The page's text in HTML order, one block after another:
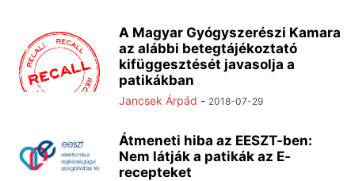
A Magyar Gyógyszerészi Kamara
az alábbi betegtájékoztató
kifüggesztését javasolja a
patikákban
Jancsek Árpád - 2018-07-29
Átmeneti hiba az EESZT-ben:
Nem látják a patikák az E-
recepteket